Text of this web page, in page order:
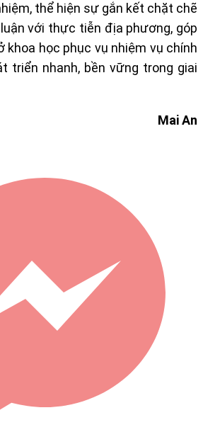
thể hiện sự gắn kết chặt chẽ
với thực tiễn địa phương, góp
khoa học phục vụ nhiệm vụ chính
triển nhanh, bền vững trong giai
Mai An